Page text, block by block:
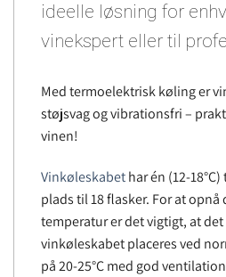
ideelle løsning for
vinekspert eller til
Med termoelektrisk køling er
støjsvag og vibrationsfri –
vinen!
Vinkøleskabethar én (12-
plads til 18 flasker. For at opnå
temperatur er det vigtigt, at
vinkøleskabet placeres ved
på 20-25°C med god